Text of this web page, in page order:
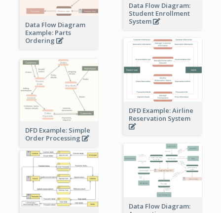
Data Flow Diagram:
Student Enrollment
System
Data Flow Diagram
Example: Parts
Ordering
DFD Example: Airline
Reservation System
DFD Example: Simple
Order Processing
Data Flow Diagram: